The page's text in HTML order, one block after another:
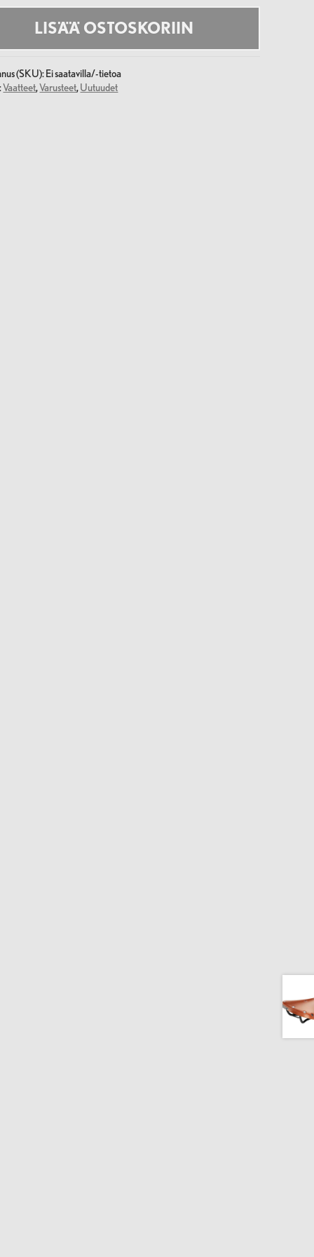
LISÄÄ OSTOSKORIIN
(SKU): Ei saatavilla/-tietoa
Vaatteet,Varusteet,Uutuudet